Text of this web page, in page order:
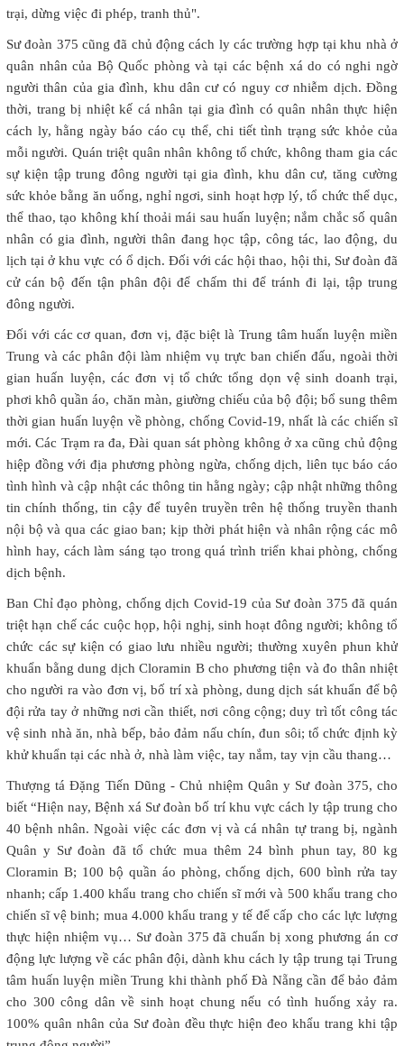
trại, dừng việc đi phép, tranh thủ".
Sư đoàn 375 cũng đã chủ động cách ly các trường hợp tại khu nhà ở
quân nhân của Bộ Quốc phòng và tại các bệnh xá do có nghi ngờ
người thân của gia đình, khu dân cư có nguy cơ nhiễm dịch. Đồng
thời, trang bị nhiệt kế cá nhân tại gia đình có quân nhân thực hiện
cách ly, hằng ngày báo cáo cụ thể, chi tiết tình trạng sức khỏe của
mỗi người. Quán triệt quân nhân không tổ chức, không tham gia các
sự kiện tập trung đông người tại gia đình, khu dân cư, tăng cường
sức khỏe bằng ăn uống, nghỉ ngơi, sinh hoạt hợp lý, tổ chức thể dục,
thể thao, tạo không khí thoải mái sau huấn luyện; nắm chắc số quân
nhân có gia đình, người thân đang học tập, công tác, lao động, du
lịch tại ở khu vực có ổ dịch. Đối với các hội thao, hội thi, Sư đoàn đã
cử cán bộ đến tận phân đội để chấm thi để tránh đi lại, tập trung
đông người.
Đối với các cơ quan, đơn vị, đặc biệt là Trung tâm huấn luyện miền
Trung và các phân đội làm nhiệm vụ trực ban chiến đấu, ngoài thời
gian huấn luyện, các đơn vị tổ chức tổng dọn vệ sinh doanh trại,
phơi khô quần áo, chăn màn, giường chiếu của bộ đội; bổ sung thêm
thời gian huấn luyện về phòng, chống Covid-19, nhất là các chiến sĩ
mới. Các Trạm ra đa, Đài quan sát phòng không ở xa cũng chủ động
hiệp đồng với địa phương phòng ngừa, chống dịch, liên tục báo cáo
tình hình và cập nhật các thông tin hằng ngày; cập nhật những thông
tin chính thống, tin cậy để tuyên truyền trên hệ thống truyền thanh
nội bộ và qua các giao ban; kịp thời phát hiện và nhân rộng các mô
hình hay, cách làm sáng tạo trong quá trình triển khai phòng, chống
dịch bệnh.
Ban Chỉ đạo phòng, chống dịch Covid-19 của Sư đoàn 375 đã quán
triệt hạn chế các cuộc họp, hội nghị, sinh hoạt đông người; không tổ
chức các sự kiện có giao lưu nhiều người; thường xuyên phun khử
khuẩn bằng dung dịch Cloramin B cho phương tiện và đo thân nhiệt
cho người ra vào đơn vị, bố trí xà phòng, dung dịch sát khuẩn để bộ
đội rửa tay ở những nơi cần thiết, nơi công cộng; duy trì tốt công tác
vệ sinh nhà ăn, nhà bếp, bảo đảm nấu chín, đun sôi; tổ chức định kỳ
khử khuẩn tại các nhà ở, nhà làm việc, tay nắm, tay vịn cầu thang…
Thượng tá Đặng Tiến Dũng - Chủ nhiệm Quân y Sư đoàn 375, cho
biết “Hiện nay, Bệnh xá Sư đoàn bố trí khu vực cách ly tập trung cho
40 bệnh nhân. Ngoài việc các đơn vị và cá nhân tự trang bị, ngành
Quân y Sư đoàn đã tổ chức mua thêm 24 bình phun tay, 80 kg
Cloramin B; 100 bộ quần áo phòng, chống dịch, 600 bình rửa tay
nhanh; cấp 1.400 khẩu trang cho chiến sĩ mới và 500 khẩu trang cho
chiến sĩ vệ binh; mua 4.000 khẩu trang y tế để cấp cho các lực lượng
thực hiện nhiệm vụ… Sư đoàn 375 đã chuẩn bị xong phương án cơ
động lực lượng về các phân đội, dành khu cách ly tập trung tại Trung
tâm huấn luyện miền Trung khi thành phố Đà Nẵng cần để bảo đảm
cho 300 công dân về sinh hoạt chung nếu có tình huống xảy ra.
100% quân nhân của Sư đoàn đều thực hiện đeo khẩu trang khi tập